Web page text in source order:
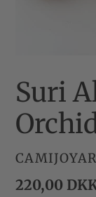
Suri
Normalpris
220,00